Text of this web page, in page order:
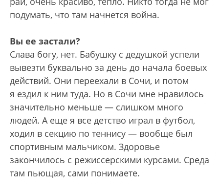
подумать, что там начнется война.
Вы ее застали?
Слава богу, нет. Бабушку с дедушкой успели
вывезти буквально за день до начала боевых
действий. Они переехали в Сочи, и потом
я ездил к ним туда. Но в Сочи мне нравилось
значительно меньше — слишком много
людей. А еще я все детство играл в футбол,
ходил в секцию по теннису — вообще был
спортивным мальчиком. Здоровье
закончилось с режиссерскими курсами. Среда
там пьющая, сами понимаете.